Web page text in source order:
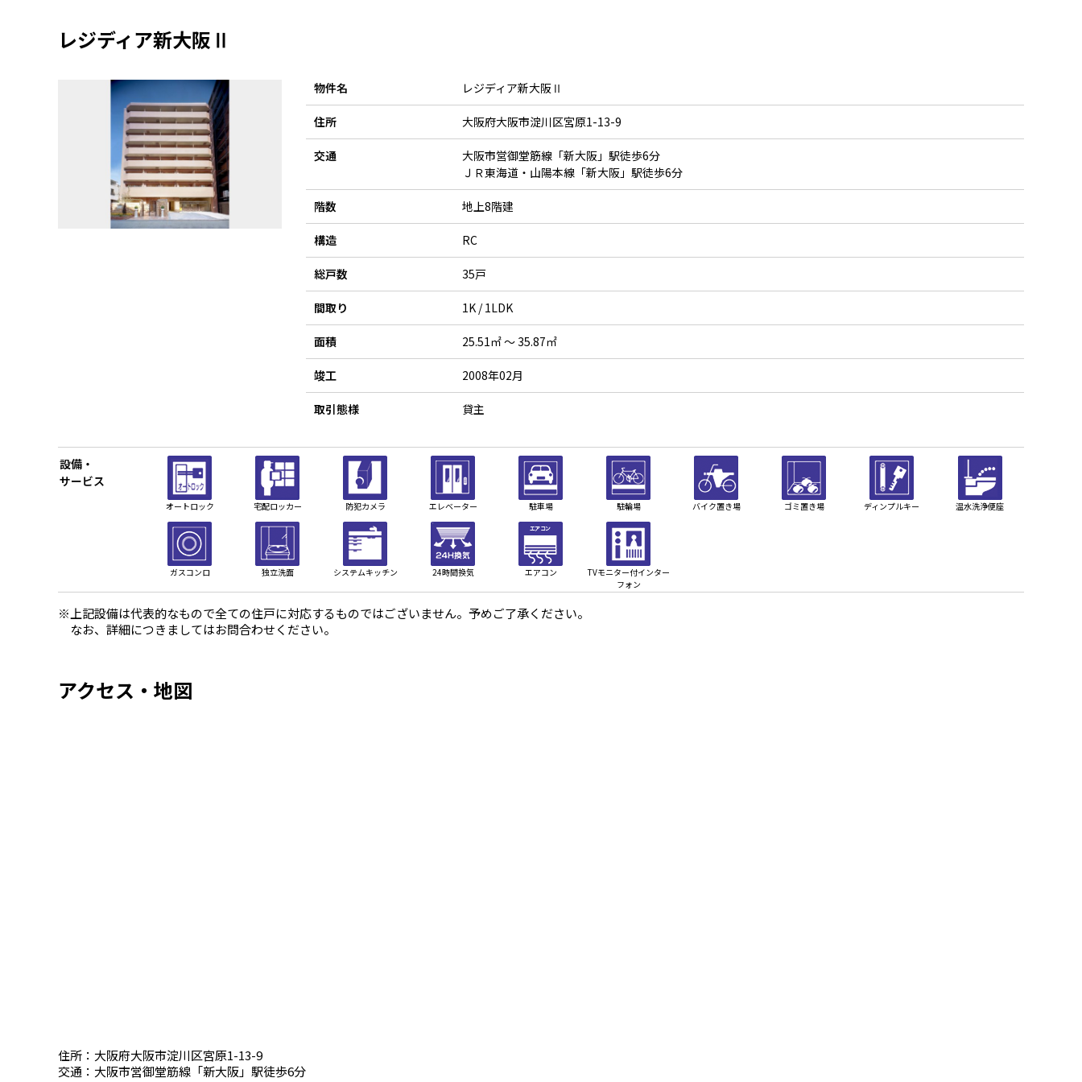
レジディア新大阪Ⅱ
物件名 レジディア新大阪Ⅱ
住所 大阪府大阪市淀川区宮原1-13-9
交通
大阪市営御堂筋線「新大阪」駅徒歩6分
ＪＲ東海道・山陽本線「新大阪」駅徒歩6分
階数 地上8階建
構造 RC
総戸数 35戸
間取り 1K / 1LDK
面積 25.51㎡ ～ 35.87㎡
竣工 2008年02月
取引態様 貸主
設備・
サービス
オートロック 宅配ロッカー 防犯カメラ エレベーター 駐車場 駐輪場 バイク置き場 ゴミ置き場 ディンプルキー 温水洗浄便座
ガスコンロ 独立洗面 システムキッチン 24時間換気 エアコン
TVモニター付インター
フォン
※上記設備は代表的なもので全ての住戸に対応するものではございません。予めご了承ください。
なお、詳細につきましてはお問合わせください。
アクセス・地図
住所：大阪府大阪市淀川区宮原1-13-9
交通：大阪市営御堂筋線「新大阪」駅徒歩6分